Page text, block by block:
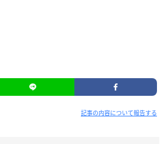
記事の内容について報告する